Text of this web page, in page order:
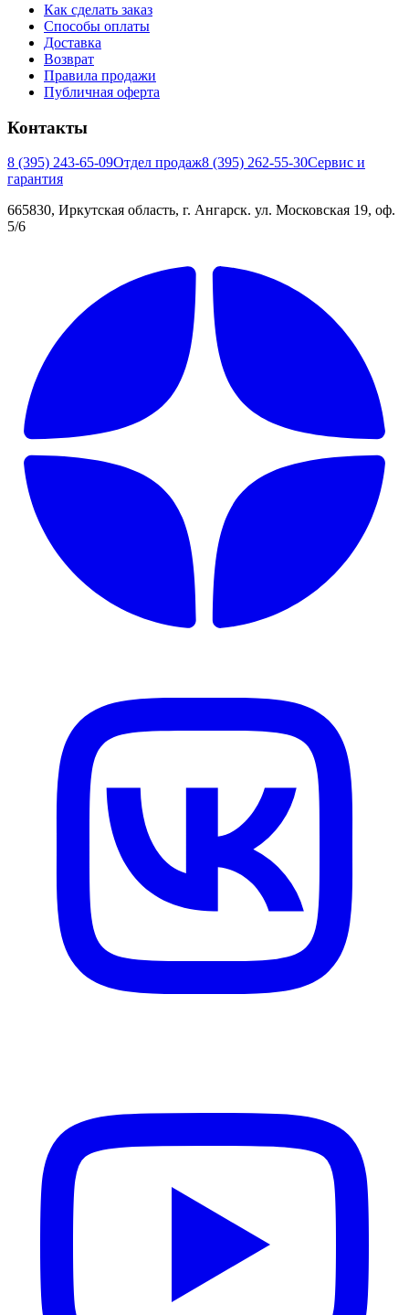
Как сделать заказ
Способы оплаты
Доставка
Возврат
Правила продажи
Публичная оферта
Контакты
8 (395) 243-65-09Отдел продаж8 (395) 262-55-30Сервис и
гарантия
665830, Иркутская область, г. Ангарск. ул. Московская 19, оф.
5/6